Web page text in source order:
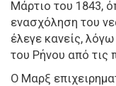
Μάρτιο του 1843,
ενασχόληση του
έλεγε κανείς,
του Ρήνου από τις
Ο Μαρξ